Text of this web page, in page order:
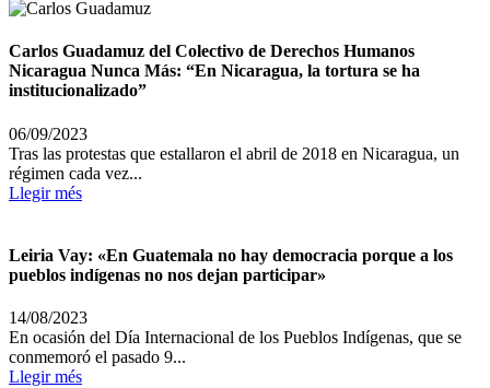
Carlos Guadamuz del Colectivo de Derechos Humanos
Nicaragua Nunca Más: “En Nicaragua, la tortura se ha
institucionalizado”
06/09/2023
Tras las protestas que estallaron el abril de 2018 en Nicaragua, un
régimen cada vez...
Llegir més
Leiria Vay: «En Guatemala no hay democracia porque a los
pueblos indígenas no nos dejan participar»
14/08/2023
En ocasión del Día Internacional de los Pueblos Indígenas, que se
conmemoró el pasado 9...
Llegir més